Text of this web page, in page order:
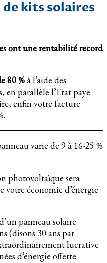
kits solaires
ont une rentabilité record
80 %à l’aide des
en parallèle l’Etat paye
enfin votre facture
varie de 9 à 16-25 %
photovoltaïque sera
votre économie d’énergie
panneau solaire
(disons 30 ans par
lucrative
d’énergie offerte.